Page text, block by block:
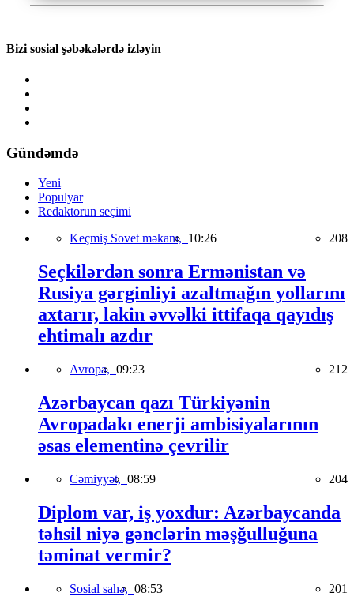
Bizi sosial şəbəkələrdə izləyin
Gündəmdə
Yeni
Populyar
Redaktorun seçimi
Keçmiş Sovet məkanı, 10:26 208
Seçkilərdən sonra Ermənistan və
Rusiya gərginliyi azaltmağın yollarını
axtarır, lakin əvvəlki ittifaqa qayıdış
ehtimalı azdır
Avropa, 09:23 212
Azərbaycan qazı Türkiyənin
Avropadakı enerji ambisiyalarının
əsas elementinə çevrilir
Cəmiyyət, 08:59 204
Diplom var, iş yoxdur: Azərbaycanda
təhsil niyə gənclərin məşğulluğuna
təminat vermir?
Sosial sahə, 08:53 201